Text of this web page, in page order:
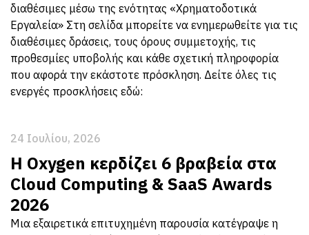
διαθέσιμες μέσω της ενότητας «Χρηματοδοτικά
Εργαλεία» Στη σελίδα μπορείτε να ενημερωθείτε για τις
διαθέσιμες δράσεις, τους όρους συμμετοχής, τις
προθεσμίες υποβολής και κάθε σχετική πληροφορία
που αφορά την εκάστοτε πρόσκληση. Δείτε όλες τις
ενεργές προσκλήσεις εδώ:
24 Ιουλίου, 2026
Η Oxygen κερδίζει 6 βραβεία στα
Cloud Computing & SaaS Awards
2026
Μια εξαιρετικά επιτυχημένη παρουσία κατέγραψε η